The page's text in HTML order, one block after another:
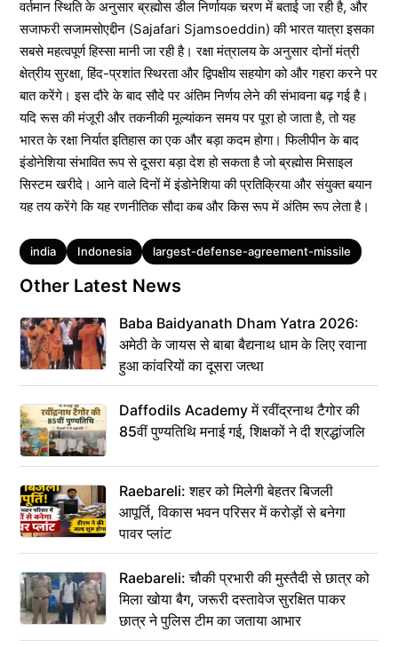
वर्तमान स्थिति के अनुसार ब्रह्मोस डील निर्णायक चरण में बताई जा रही है, और
सजाफरी सजामसोएद्दीन (Sajafari Sjamsoeddin) की भारत यात्रा इसका
सबसे महत्वपूर्ण हिस्सा मानी जा रही है। रक्षा मंत्रालय के अनुसार दोनों मंत्री
क्षेत्रीय सुरक्षा, हिंद-प्रशांत स्थिरता और द्विपक्षीय सहयोग को और गहरा करने पर
बात करेंगे। इस दौरे के बाद सौदे पर अंतिम निर्णय लेने की संभावना बढ़ गई है।
यदि रूस की मंजूरी और तकनीकी मूल्यांकन समय पर पूरा हो जाता है, तो यह
भारत के रक्षा निर्यात इतिहास का एक और बड़ा कदम होगा। फिलीपीन के बाद
इंडोनेशिया संभावित रूप से दूसरा बड़ा देश हो सकता है जो ब्रह्मोस मिसाइल
सिस्टम खरीदे। आने वाले दिनों में इंडोनेशिया की प्रतिक्रिया और संयुक्त बयान
यह तय करेंगे कि यह रणनीतिक सौदा कब और किस रूप में अंतिम रूप लेता है।
Tags
india Indonesia largest-defense-agreement-missile
Other Latest News
Baba Baidyanath Dham Yatra 2026:
अमेठी के जायस से बाबा बैद्यनाथ धाम के लिए रवाना
हुआ कांवरियों का दूसरा जत्था
Daffodils Academy में रवींद्रनाथ टैगोर की
85वीं पुण्यतिथि मनाई गई, शिक्षकों ने दी श्रद्धांजलि
Raebareli: शहर को मिलेगी बेहतर बिजली
आपूर्ति, विकास भवन परिसर में करोड़ों से बनेगा
पावर प्लांट
Raebareli: चौकी प्रभारी की मुस्तैदी से छात्र को
मिला खोया बैग, जरूरी दस्तावेज सुरक्षित पाकर
छात्र ने पुलिस टीम का जताया आभार